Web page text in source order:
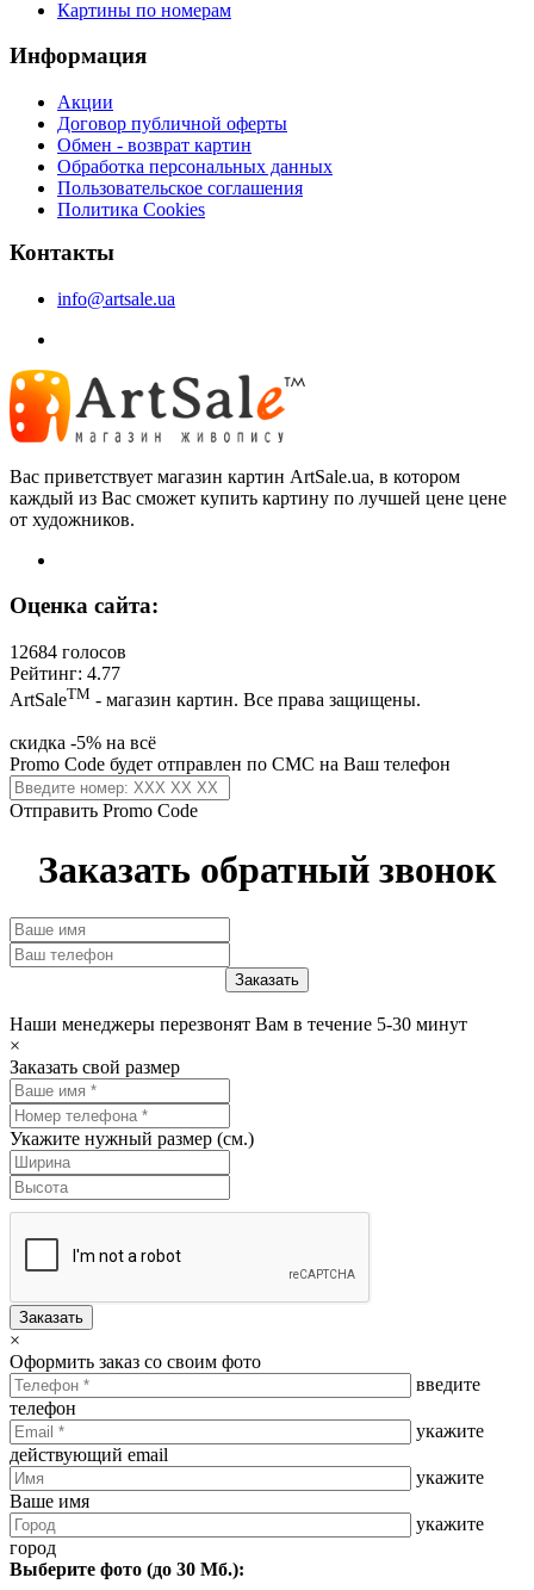
Картины по номерам
Информация
Акции
Договор публичной оферты
Обмен - возврат картин
Обработка персональных данных
Пользовательское соглашения
Политика Cookies
Контакты
info@artsale.ua
Вас приветствует магазин картин ArtSale.ua, в котором
каждый из Вас сможет купить картину по лучшей цене цене
от художников.
Оценка сайта:
12684 голосов
Рейтинг: 4.77
ArtSaleТМ - магазин картин. Все права защищены.
скидка -5% на всё
Promo Code будет отправлен по СМС на Ваш телефон
Отправить Promo Code
Заказать обратный звонок
Наши менеджеры перезвонят Вам в течение 5-30 минут
×
Заказать свой размер
Укажите нужный размер (см.)
Заказать
×
Оформить заказ со своим фото
введите
телефон
укажите
действующий email
укажите
Ваше имя
укажите
город
Выберите фото (до 30 Мб.):